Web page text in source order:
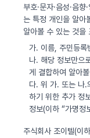
부호·문자·음성·음
는 특정 개인을 알아
알아볼 수 있는 것을
가. 이름, 주민등록
나. 해당 정보만으
게 결합하여 알아
다. 위 가. 또는 나.
하기 위한 추가 정
정보(이하 “가명정
주식회사 조이텔(이